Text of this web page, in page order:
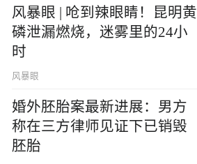
风暴眼 | 呛到辣眼睛！昆明黄
磷泄漏燃烧，迷雾里的24小
时
风暴眼
婚外胚胎案最新进展：男方
称在三方律师见证下已销毁
胚胎